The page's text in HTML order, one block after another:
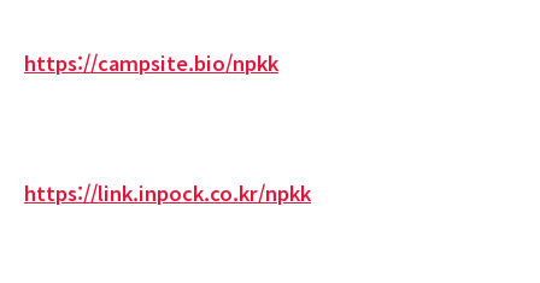
https://campsite.bio/npkk
https://link.inpock.co.kr/npkk